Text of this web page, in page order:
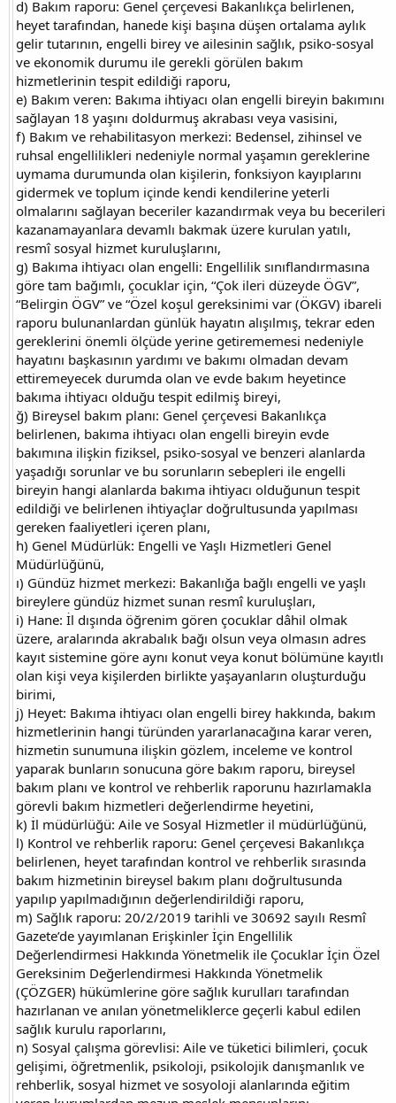
d) Bakım raporu: Genel çerçevesi Bakanlıkça belirlenen,
heyet tarafından, hanede kişi başına düşen ortalama aylık
gelir tutarının, engelli birey ve ailesinin sağlık, psiko-sosyal
ve ekonomik durumu ile gerekli görülen bakım
hizmetlerinin tespit edildiği raporu,
e) Bakım veren: Bakıma ihtiyacı olan engelli bireyin bakımını
sağlayan 18 yaşını doldurmuş akrabası veya vasisini,
f) Bakım ve rehabilitasyon merkezi: Bedensel, zihinsel ve
ruhsal engellilikleri nedeniyle normal yaşamın gereklerine
uymama durumunda olan kişilerin, fonksiyon kayıplarını
gidermek ve toplum içinde kendi kendilerine yeterli
olmalarını sağlayan beceriler kazandırmak veya bu becerileri
kazanamayanlara devamlı bakmak üzere kurulan yatılı,
resmî sosyal hizmet kuruluşlarını,
g) Bakıma ihtiyacı olan engelli: Engellilik sınıflandırmasına
göre tam bağımlı, çocuklar için, “Çok ileri düzeyde ÖGV”,
“Belirgin ÖGV” ve “Özel koşul gereksinimi var (ÖKGV) ibareli
raporu bulunanlardan günlük hayatın alışılmış, tekrar eden
gereklerini önemli ölçüde yerine getirememesi nedeniyle
hayatını başkasının yardımı ve bakımı olmadan devam
ettiremeyecek durumda olan ve evde bakım heyetince
bakıma ihtiyacı olduğu tespit edilmiş bireyi,
ğ) Bireysel bakım planı: Genel çerçevesi Bakanlıkça
belirlenen, bakıma ihtiyacı olan engelli bireyin evde
bakımına ilişkin fiziksel, psiko-sosyal ve benzeri alanlarda
yaşadığı sorunlar ve bu sorunların sebepleri ile engelli
bireyin hangi alanlarda bakıma ihtiyacı olduğunun tespit
edildiği ve belirlenen ihtiyaçlar doğrultusunda yapılması
gereken faaliyetleri içeren planı,
h) Genel Müdürlük: Engelli ve Yaşlı Hizmetleri Genel
Müdürlüğünü,
ı) Gündüz hizmet merkezi: Bakanlığa bağlı engelli ve yaşlı
bireylere gündüz hizmet sunan resmî kuruluşları,
i) Hane: İl dışında öğrenim gören çocuklar dâhil olmak
üzere, aralarında akrabalık bağı olsun veya olmasın adres
kayıt sistemine göre aynı konut veya konut bölümüne kayıtlı
olan kişi veya kişilerden birlikte yaşayanların oluşturduğu
birimi,
j) Heyet: Bakıma ihtiyacı olan engelli birey hakkında, bakım
hizmetlerinin hangi türünden yararlanacağına karar veren,
hizmetin sunumuna ilişkin gözlem, inceleme ve kontrol
yaparak bunların sonucuna göre bakım raporu, bireysel
bakım planı ve kontrol ve rehberlik raporunu hazırlamakla
görevli bakım hizmetleri değerlendirme heyetini,
k) İl müdürlüğü: Aile ve Sosyal Hizmetler il müdürlüğünü,
l) Kontrol ve rehberlik raporu: Genel çerçevesi Bakanlıkça
belirlenen, heyet tarafından kontrol ve rehberlik sırasında
bakım hizmetinin bireysel bakım planı doğrultusunda
yapılıp yapılmadığının değerlendirildiği raporu,
m) Sağlık raporu: 20/2/2019 tarihli ve 30692 sayılı Resmî
Gazete’de yayımlanan Erişkinler İçin Engellilik
Değerlendirmesi Hakkında Yönetmelik ile Çocuklar İçin Özel
Gereksinim Değerlendirmesi Hakkında Yönetmelik
(ÇÖZGER) hükümlerine göre sağlık kurulları tarafından
hazırlanan ve anılan yönetmeliklerce geçerli kabul edilen
sağlık kurulu raporlarını,
n) Sosyal çalışma görevlisi: Aile ve tüketici bilimleri, çocuk
gelişimi, öğretmenlik, psikoloji, psikolojik danışmanlık ve
rehberlik, sosyal hizmet ve sosyoloji alanlarında eğitim